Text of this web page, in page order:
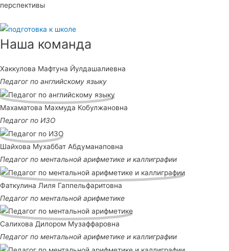
перспективы
Наша команда
Хаккулова Мафтуна Йулдашалиевна
Педагог по английскому языку
Махаматова Махмуда Кобулжановна
Педагог по ИЗО
Шайхова Мухаббат Абдуманаповна
Педагог по ментальной арифметике и каллиграфии
Фаткулина Лиля Гаппельфаритовна
Педагог по ментальной арифметике
Салихова Дилором Музаффаровна
Педагог по ментальной арифметике и каллиграфии